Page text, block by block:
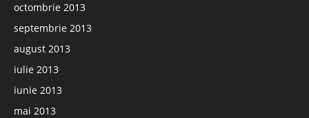
octombrie 2013
septembrie 2013
august 2013
iulie 2013
iunie 2013
mai 2013